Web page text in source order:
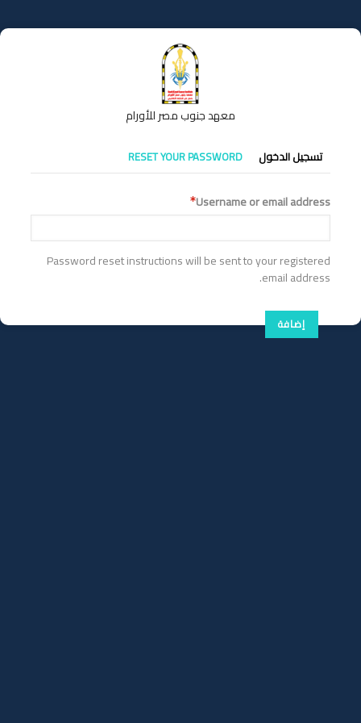
إلى
المحتوى
معهد جنوب مصر للأورام
التبويبات
الأساسية
تسجيل الدخول RESET YOUR PASSWORD
Username or email address
Password reset instructions will be sent to your registered
email address.